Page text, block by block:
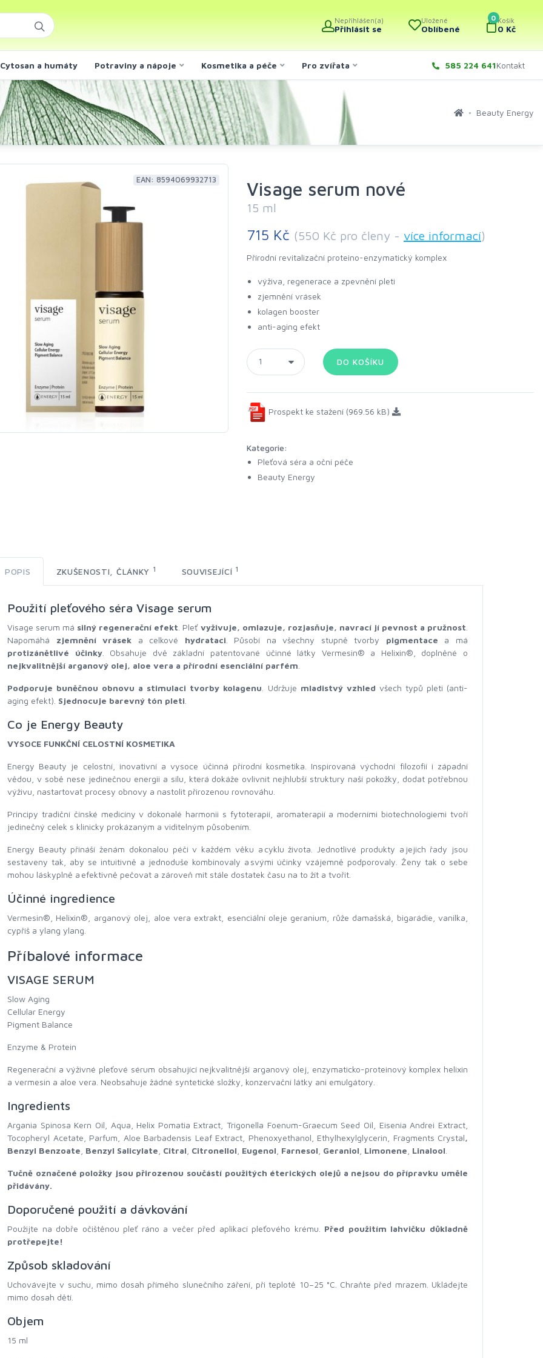
Nepřihlášen(a)
Přihlásit se
Uložené
Oblíbené
0 Košík
0 Kč
Cytosan a humáty Potraviny a nápoje Kosmetika a péče Pro zvířata 585 224 641Kontakt
Beauty Energy
EAN: 8594069932713 Visage serum nové
15 ml
715 Kč (550 Kč pro členy - více informací)
Přírodní revitalizační proteino-enzymatický komplex
výživa, regenerace a zpevnění pleti
zjemnění vrásek
kolagen booster
anti-aging efekt
Prospekt ke stažení (969.56 kB)
Kategorie:
Pleťová séra a oční péče
Beauty Energy
POPIS ZKUŠENOSTI, ČLÁNKY 1 SOUVISEJÍCÍ 1
Použití pleťového séra Visage serum
Visage serum má silný regenerační efekt . Pleť vyživuje, omlazuje, rozjasňuje, navrací jí pevnost a pružnost
Napomáhá zjemnění vrásek a celkové hydrataci . Působí na všechny stupně tvorby pigmentace a má
protizánětlivé účinky. Obsahuje dvě základní patentované účinné látky Vermesin® a Helixin®, doplněné o
nejkvalitnější arganový olej, aloe vera a přírodní esenciální parfém
Podporuje buněčnou obnovu a stimulaci tvorby kolagenu . Udržuje mladistvý vzhled všech typů pleti (anti-
aging efekt). Sjednocuje barevný tón pleti
Co je Energy Beauty
VYSOCE FUNKČNÍ CELOSTNÍ KOSMETIKA
Energy Beauty je celostní, inovativní a vysoce účinná přírodní kosmetika. Inspirovaná východní filozofií i západní
vědou, v sobě nese jedinečnou energii a sílu, která dokáže ovlivnit nejhlubší struktury naší pokožky, dodat potřebnou
výživu, nastartovat procesy obnovy a nastolit přirozenou rovnováhu.
Principy tradiční čínské medicíny v dokonalé harmonii s fytoterapií, aromaterapií a moderními biotechnologiemi tvoří
jedinečný celek s klinicky prokázaným a viditelným působením.
Energy Beauty přináší ženám dokonalou péči v každém věku a cyklu života. Jednotlivé produkty a jejich řady jsou
sestaveny tak, aby se intuitivně a jednoduše kombinovaly a svými účinky vzájemně podporovaly. Ženy tak o sebe
mohou láskyplně a efektivně pečovat a zároveň mít stále dostatek času na to žít a tvořit.
Účinné ingredience
Vermesin®, Helixin®, arganový olej, aloe vera extrakt, esenciální oleje geranium, růže damašská, bigarádie, vanilka,
cypřiš a ylang ylang.
Příbalové informace
VISAGE SERUM
Slow Aging
Cellular Energy
Pigment Balance
Enzyme & Protein
Regenerační a výživné pleťové sérum obsahující nejkvalitnější arganový olej, enzymaticko-proteinový komplex helixin
a vermesin a aloe vera. Neobsahuje žádné syntetické složky, konzervační látky ani emulgátory.
Ingredients
Argania Spinosa Kern Oil, Aqua, Helix Pomatia Extract, Trigonella Foenum-Graecum Seed Oil, Eisenia Andrei Extract,
Tocopheryl Acetate, Parfum, Aloe Barbadensis Leaf Extract, Phenoxyethanol, Ethylhexylglycerin, Fragments Crystal,
Benzyl Benzoate Benzyl Salicylate Citral Citronellol Eugenol Farnesol Geraniol Limonene Linalool
Tučně označené položky jsou přirozenou součástí použitých éterických olejů a nejsou do přípravku uměle
přidávány.
Doporučené použití a dávkování
Použijte na dobře očištěnou pleť ráno a večer před aplikací pleťového krému. Před použitím lahvičku důkladně
protřepejte!
Způsob skladování
Uchovávejte v suchu, mimo dosah přímého slunečního záření, při teplotě 10–25 °C. Chraňte před mrazem. Ukládejte
mimo dosah dětí.
Objem
15 ml